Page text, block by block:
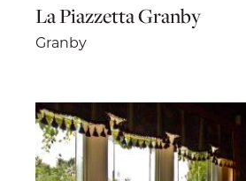
La Piazzetta Granby
Granby